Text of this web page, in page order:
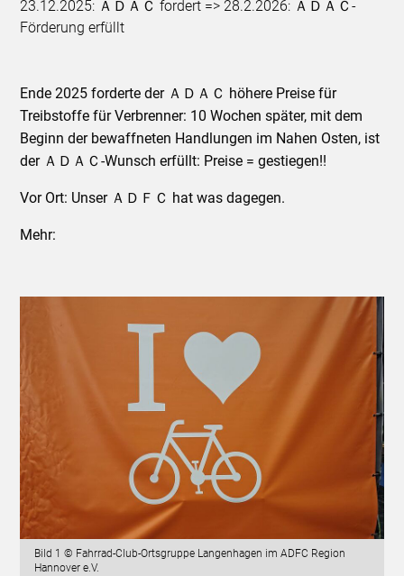
23.12.2025: ＡＤＡＣ fordert => 28.2.2026: ＡＤＡＣ-
Förderung erfüllt
Ende 2025 forderte der ＡＤＡＣ höhere Preise für
Treibstoffe für Verbrenner: 10 Wochen später, mit dem
Beginn der bewaffneten Handlungen im Nahen Osten, ist
der ＡＤＡＣ-Wunsch erfüllt: Preise = gestiegen!!
Vor Ort: Unser ＡＤＦＣ hat was dagegen.
Mehr:
Bild 1 © Fahrrad-Club-Ortsgruppe Langenhagen im ADFC Region
Hannover e.V.